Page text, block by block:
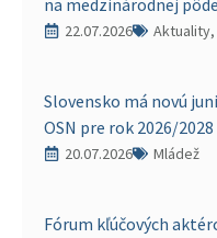
na medzinárodnej pôde
22.07.2026 Aktuality,
Slovensko má novú
OSN pre rok 2026/2028
20.07.2026 Mládež
Fórum kľúčových